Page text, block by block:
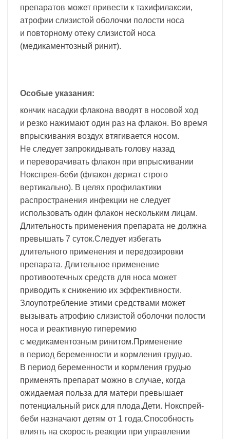
препаратов может привести к тахифилаксии,
атрофии слизистой оболочки полости носа
и повторному отеку слизистой носа
(медикаментозный ринит).
Особые указания:
кончик насадки флакона вводят в носовой ход
и резко нажимают один раз на флакон. Во время
впрыскивания воздух втягивается носом.
Не следует запрокидывать голову назад
и переворачивать флакон при впрыскивании
Нокспрея-беби (флакон держат строго
вертикально). В целях профилактики
распространения инфекции не следует
использовать один флакон нескольким лицам.
Длительность применения препарата не должна
превышать 7 суток.Следует избегать
длительного применения и передозировки
препарата. Длительное применение
противоотечных средств для носа может
приводить к снижению их эффективности.
Злоупотребление этими средствами может
вызывать атрофию слизистой оболочки полости
носа и реактивную гиперемию
с медикаментозным ринитом.Применение
в период беременности и кормления грудью.
В период беременности и кормления грудью
применять препарат можно в случае, когда
ожидаемая польза для матери превышает
потенциальный риск для плода.Дети. Нокспрей-
беби назначают детям от 1 года.Способность
влиять на скорость реакции при управлении